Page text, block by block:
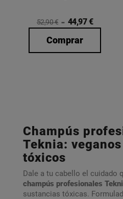
52,90 € 44,97 €
Comprar
Champús
Teknia:
tóxicos
Dale a tu cabello el cuidado
champús profesionales
sustancias tóxicas.